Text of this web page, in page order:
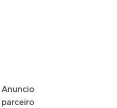
Anuncio
parceiro